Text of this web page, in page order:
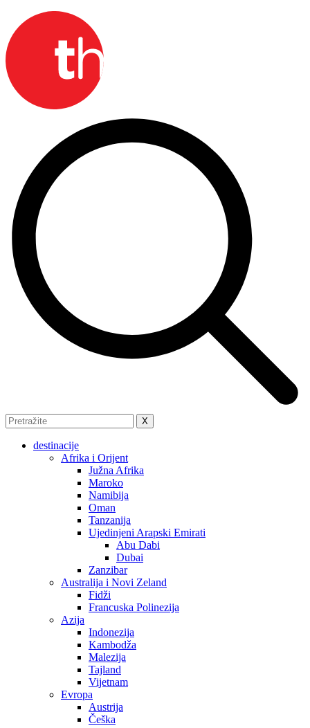
X
destinacije
Afrika i Orijent
Južna Afrika
Maroko
Namibija
Oman
Tanzanija
Ujedinjeni Arapski Emirati
Abu Dabi
Dubai
Zanzibar
Australija i Novi Zeland
Fidži
Francuska Polinezija
Azija
Indonezija
Kambodža
Malezija
Tajland
Vijetnam
Evropa
Austrija
Češka